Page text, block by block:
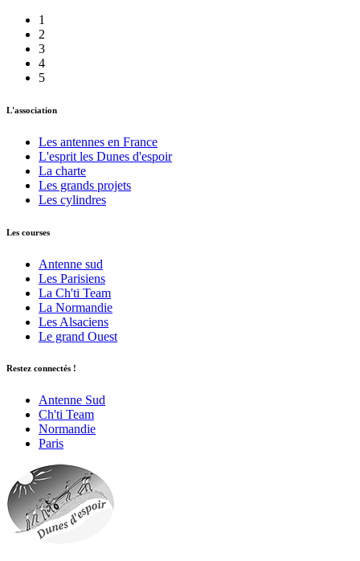
1
2
3
4
5
L'association
Les antennes en France
L'esprit les Dunes d'espoir
La charte
Les grands projets
Les cylindres
Les courses
Antenne sud
Les Parisiens
La Ch'ti Team
La Normandie
Les Alsaciens
Le grand Ouest
Restez connectés !
Antenne Sud
Ch'ti Team
Normandie
Paris